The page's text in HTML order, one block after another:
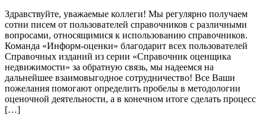
Здравствуйте, уважаемые коллеги! Мы регулярно получаем
сотни писем от пользователей справочников с различными
вопросами, относящимися к использованию справочников.
Команда «Информ-оценки» благодарит всех пользователей
Справочных изданий из серии «Справочник оценщика
недвижимости» за обратную связь, мы надеемся на
дальнейшее взаимовыгодное сотрудничество! Все Ваши
пожелания помогают определить пробелы в методологии
оценочной деятельности, а в конечном итоге сделать процесс
[…]